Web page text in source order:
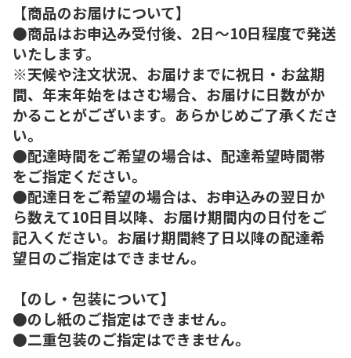
【商品のお届けについて】
●商品はお申込み受付後、2日～10日程度で発送
いたします。
※天候や注文状況、お届けまでに祝日・お盆期
間、年末年始をはさむ場合、お届けに日数がか
かることがございます。あらかじめご了承くださ
い。
●配達時間をご希望の場合は、配達希望時間帯
をご指定ください。
●配達日をご希望の場合は、お申込みの翌日か
ら数えて10日目以降、お届け期間内の日付をご
記入ください。お届け期間終了日以降の配達希
望日のご指定はできません。
【のし・包装について】
●のし紙のご指定はできません。
●二重包装のご指定はできません。